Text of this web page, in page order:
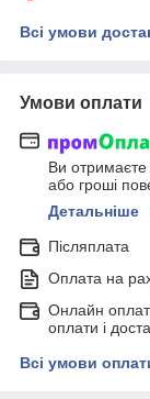
Всі умови
Умови оплати
Ви
або гроші
Детальніше
Післяплата
Оплата на
Онлайн
оплати і
Всі умови